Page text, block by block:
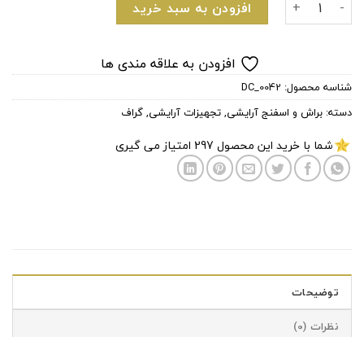
افزودن به سبد خرید
افزودن به علاقه مندی ها
شناسه محصول: DC_0042
دسته: براش و اسفنج آرایشی,تجهیزات آرایشی,گراف
شما با خرید این محصول 297 امتیاز می گیری
توضیحات
نظرات (0)